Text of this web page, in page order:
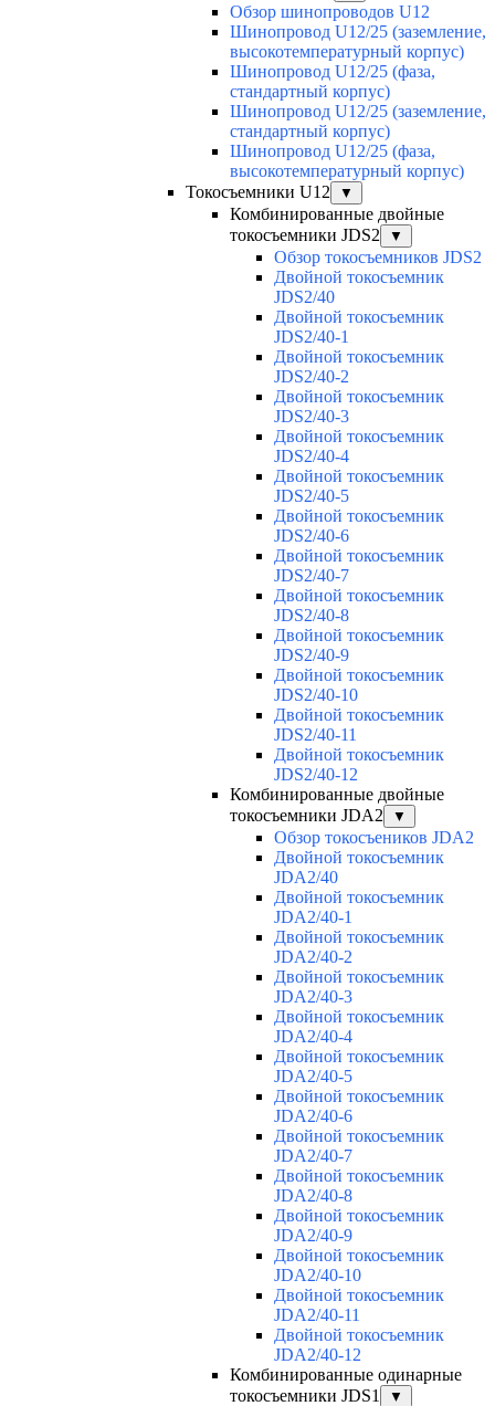
Обзор шинопроводов U12
Шинопровод U12/25 (заземление,
высокотемпературный корпус)
Шинопровод U12/25 (фаза,
стандартный корпус)
Шинопровод U12/25 (заземление,
стандартный корпус)
Шинопровод U12/25 (фаза,
высокотемпературный корпус)
Токосъемники U12
▼
Комбинированные двойные
токосъемники JDS2
▼
Обзор токосъемников JDS2
Двойной токосъемник
JDS2/40
Двойной токосъемник
JDS2/40-1
Двойной токосъемник
JDS2/40-2
Двойной токосъемник
JDS2/40-3
Двойной токосъемник
JDS2/40-4
Двойной токосъемник
JDS2/40-5
Двойной токосъемник
JDS2/40-6
Двойной токосъемник
JDS2/40-7
Двойной токосъемник
JDS2/40-8
Двойной токосъемник
JDS2/40-9
Двойной токосъемник
JDS2/40-10
Двойной токосъемник
JDS2/40-11
Двойной токосъемник
JDS2/40-12
Комбинированные двойные
токосъемники JDA2
▼
Обзор токосъеников JDA2
Двойной токосъемник
JDA2/40
Двойной токосъемник
JDA2/40-1
Двойной токосъемник
JDA2/40-2
Двойной токосъемник
JDA2/40-3
Двойной токосъемник
JDA2/40-4
Двойной токосъемник
JDA2/40-5
Двойной токосъемник
JDA2/40-6
Двойной токосъемник
JDA2/40-7
Двойной токосъемник
JDA2/40-8
Двойной токосъемник
JDA2/40-9
Двойной токосъемник
JDA2/40-10
Двойной токосъемник
JDA2/40-11
Двойной токосъемник
JDA2/40-12
Комбинированные одинарные
токосъемники JDS1
▼